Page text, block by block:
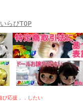
らぴTOP
び応援．．したい